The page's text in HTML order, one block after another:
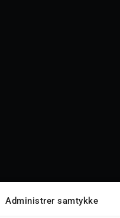
Administrer samtykke